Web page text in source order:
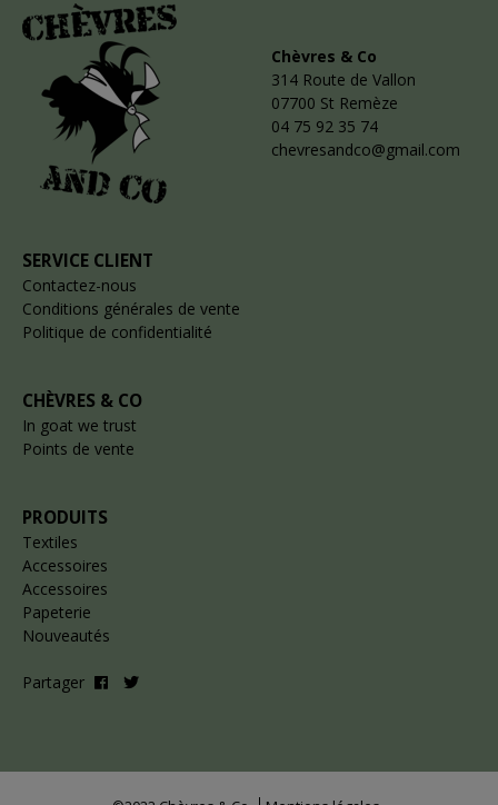
Chèvres & Co
314 Route de Vallon
07700 St Remèze
04 75 92 35 74
chevresandco@gmail.com
SERVICE CLIENT
Contactez-nous
Conditions générales de vente
Politique de confidentialité
CHÈVRES & CO
In goat we trust
Points de vente
PRODUITS
Textiles
Accessoires
Accessoires
Papeterie
Nouveautés
Partager